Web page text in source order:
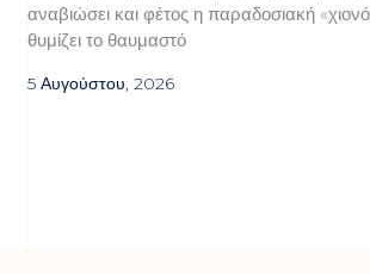
αναβιώσει και φέτος η παραδοσιακή
θυμίζει το θαυμαστό
5 Αυγούστου, 2026